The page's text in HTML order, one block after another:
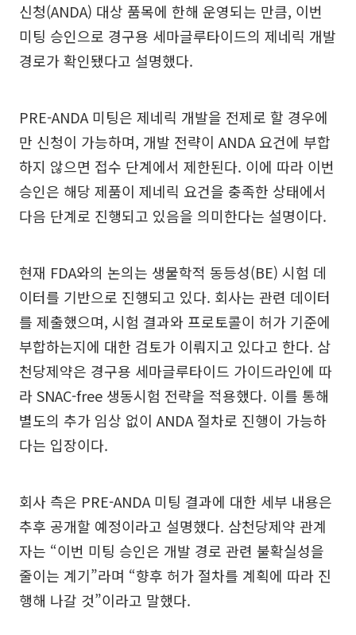
신청(ANDA) 대상 품목에 한해 운영되는 만큼, 이번
미팅 승인으로 경구용 세마글루타이드의 제네릭 개발
경로가 확인됐다고 설명했다.
PRE-ANDA 미팅은 제네릭 개발을 전제로 할 경우에
만 신청이 가능하며, 개발 전략이 ANDA 요건에 부합
하지 않으면 접수 단계에서 제한된다. 이에 따라 이번
승인은 해당 제품이 제네릭 요건을 충족한 상태에서
다음 단계로 진행되고 있음을 의미한다는 설명이다.
현재 FDA와의 논의는 생물학적 동등성(BE) 시험 데
이터를 기반으로 진행되고 있다. 회사는 관련 데이터
를 제출했으며, 시험 결과와 프로토콜이 허가 기준에
부합하는지에 대한 검토가 이뤄지고 있다고 한다. 삼
천당제약은 경구용 세마글루타이드 가이드라인에 따
라 SNAC-free 생동시험 전략을 적용했다. 이를 통해
별도의 추가 임상 없이 ANDA 절차로 진행이 가능하
다는 입장이다.
회사 측은 PRE-ANDA 미팅 결과에 대한 세부 내용은
추후 공개할 예정이라고 설명했다. 삼천당제약 관계
자는 “이번 미팅 승인은 개발 경로 관련 불확실성을
줄이는 계기”라며 “향후 허가 절차를 계획에 따라 진
행해 나갈 것”이라고 말했다.